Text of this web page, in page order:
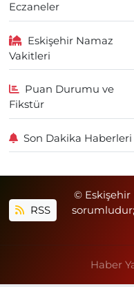
Eczaneler
Eskişehir Namaz
Vakitleri
Puan Durumu ve
Fikstür
Son Dakika Haberleri
RSS
© Eskişehir
Haber